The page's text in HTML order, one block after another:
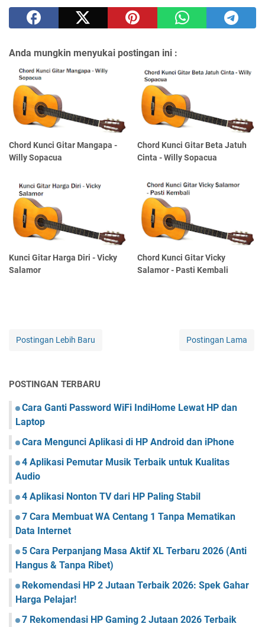
Anda mungkin menyukai postingan ini :
Chord Kunci Gitar Mangapa -
Willy Sopacua
Chord Kunci Gitar Beta Jatuh
Cinta - Willy Sopacua
Kunci Gitar Harga Diri - Vicky
Salamor
Chord Kunci Gitar Vicky
Salamor - Pasti Kembali
Postingan Lebih Baru Postingan Lama
POSTINGAN TERBARU
Cara Ganti Password WiFi IndiHome Lewat HP dan
Laptop
Cara Mengunci Aplikasi di HP Android dan iPhone
4 Aplikasi Pemutar Musik Terbaik untuk Kualitas
Audio
4 Aplikasi Nonton TV dari HP Paling Stabil
7 Cara Membuat WA Centang 1 Tanpa Mematikan
Data Internet
5 Cara Perpanjang Masa Aktif XL Terbaru 2026 (Anti
Hangus & Tanpa Ribet)
Rekomendasi HP 2 Jutaan Terbaik 2026: Spek Gahar
Harga Pelajar!
7 Rekomendasi HP Gaming 2 Jutaan 2026 Terbaik